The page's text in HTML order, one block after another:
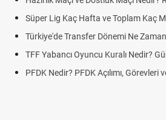
Süper Lig Kaç Hafta ve Toplam Kaç
Türkiye'de Transfer Dönemi Ne
TFF Yabancı Oyuncu Kuralı Nedir?
PFDK Nedir? PFDK Açılımı, Görevleri